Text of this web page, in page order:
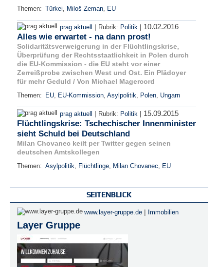
Themen: Türkei, Miloš Zeman, EU
prag aktuell | Rubrik: Politik | 10.02.2016
Alles wie erwartet - na dann prost!
Solidaritätsverweigerung in der Flüchtlingskrise,
Überprüfung der Rechtsstaatlichkeit in Polen durch
die EU-Kommission - die EU steht vor einer
Zerreißprobe zwischen West und Ost. Ein Plädoyer
für mehr Geduld / Von Michael Magercord
Themen: EU, EU-Kommission, Asylpolitik, Polen, Ungarn
prag aktuell | Rubrik: Politik | 15.09.2015
Flüchtlingskrise: Tschechischer Innenminister
sieht Schuld bei Deutschland
Milan Chovanec keilt per Twitter gegen seinen
deutschen Amtskollegen
Themen: Asylpolitik, Flüchtlinge, Milan Chovanec, EU
SEITENBLICK
www.layer-gruppe.de | Immobilien
Layer Gruppe